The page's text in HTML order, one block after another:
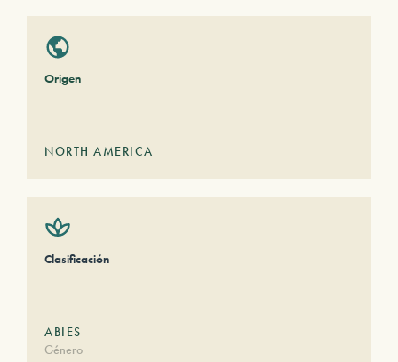
Origen
NORTH AMERICA
Clasificación
ABIES
Género